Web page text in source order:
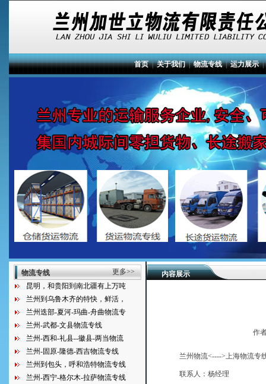
首页|关于我们|物流专线|运力展示
物流专线
更多>>
昆明，和贵阳到南北疆有上万吨
兰州到乌鲁木齐的特快，鲜活，
兰州迭部-夏河-玛曲-舟曲物流专
兰州-武都-文县物流专线
兰州-西和-礼县--徽县-两当物流
兰州-固原-隆德-西吉物流专线
兰州到包头，呼和浩特物流专线
兰州-西宁-格尔木-拉萨物流专线
内容展示
作
兰州物流<---->上海物流专
联系人：杨经理